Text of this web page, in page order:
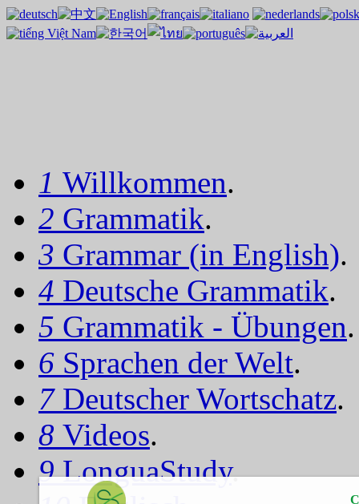
1 Willkommen.
2 Grammatik.
3 Grammar (in English).
4 Deutsche Grammatik.
5 Grammatik - Übungen.
6 Sprachen der Welt.
7 Deutscher Wortschatz.
8 Videos.
9LonguaStudy.